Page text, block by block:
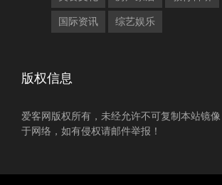
国际资讯 综艺娱乐
版权信息
爱客网版权所有，未经允许不可复制本站镜
于网络，如有侵权请邮件举报！